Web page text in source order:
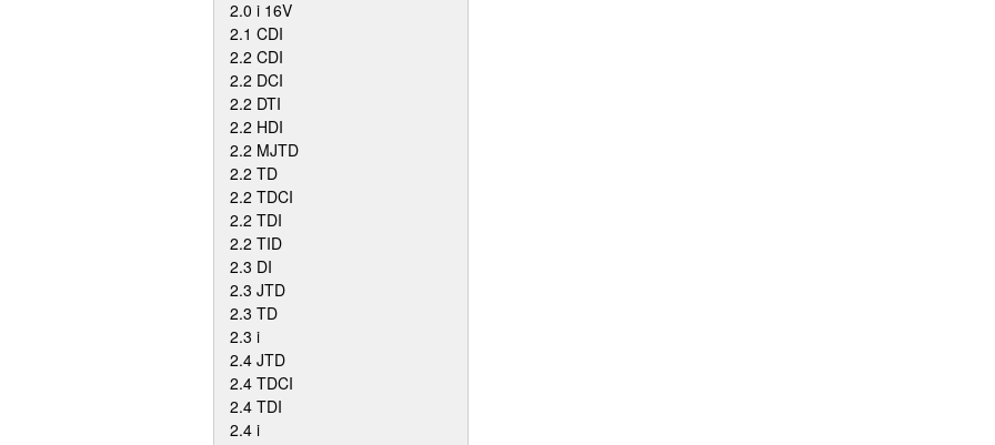
2.0 i 16V
2.1 CDI
2.2 CDI
2.2 DCI
2.2 DTI
2.2 HDI
2.2 MJTD
2.2 TD
2.2 TDCI
2.2 TDI
2.2 TID
2.3 DI
2.3 JTD
2.3 TD
2.3 i
2.4 JTD
2.4 TDCI
2.4 TDI
2.4 i